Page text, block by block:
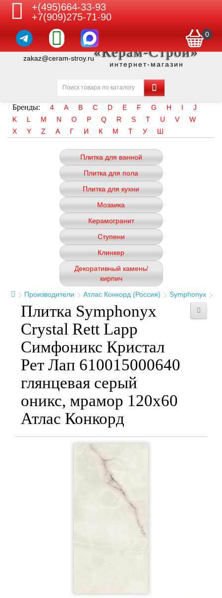
+(495)664-33-93
+7(909)275-71-90
0
zakaz@ceram-stroy.ru«Керам-Строй»
интернет-магазин
Бренды: 4 A B C D E F G H I
J
K
L M N O P Q R S T U V
W
X
Y Z А Г И К М Т У Ш
Плитка для ванной
Плитка для пола
Плитка для кухни
Мозаика
Керамогранит
Ступени
Клинкер
Декоративный камень/
кирпич
Производители
Атлас Конкорд (Россия) Symphonyx
Плитка Symphonyx
Crystal Rett Lapp
Симфоникс Кристал
Рет Лап 610015000640
глянцевая серый
оникс, мрамор 120x60
Атлас Конкорд